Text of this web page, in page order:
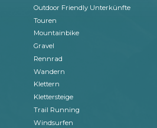
Outdoor Friendly Unterkünfte
Touren
Mountainbike
Gravel
Rennrad
Wandern
Klettern
Klettersteige
Trail Running
Windsurfen